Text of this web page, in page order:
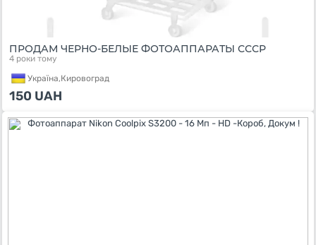
ПРОДАМ ЧЕРНО-БЕЛЫЕ ФОТОАППАРАТЫ СССР
4 роки тому
Україна,Кировоград
150 UAH